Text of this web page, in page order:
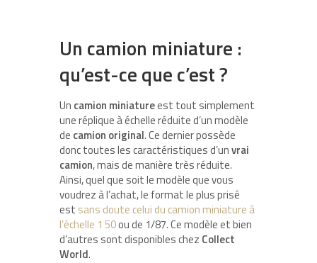
Un camion miniature :
qu’est-ce que c’est ?
Un camion miniatureest tout simplement
une réplique à échelle réduite d’un modèle
de camion original. Ce dernier possède
donc toutes les caractéristiques d’unvrai
camion, mais de manière très réduite.
Ainsi, quel que soit le modèle que vous
voudrez à l’achat, le format le plus prisé
est sans doute celui du camion miniature à
l’échelle 1 50ou de 1/87. Ce modèle et bien
d’autres sont disponibles chez Collect
World.